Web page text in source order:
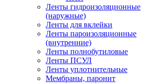
Ленты гидроизоляционные
(наружные)
Ленты для вклейки
Ленты пароизоляционные
(внутренние)
Ленты полнобутиловые
Ленты ПСУЛ
Ленты уплотнительные
Мембраны, паронит